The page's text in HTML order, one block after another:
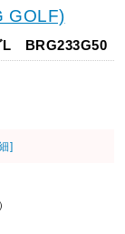
GOLF)
L BRG233G50
]